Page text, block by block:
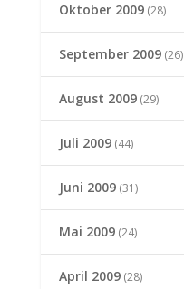
Oktober 2009(28)
September 2009(26)
August 2009(29)
Juli 2009(44)
Juni 2009(31)
Mai 2009(24)
April 2009(28)